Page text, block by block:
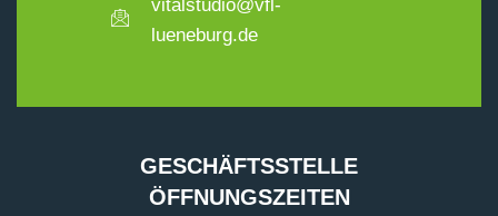
vitalstudio@vfl-
lueneburg.de
GESCHÄFTSSTELLE
ÖFFNUNGSZEITEN